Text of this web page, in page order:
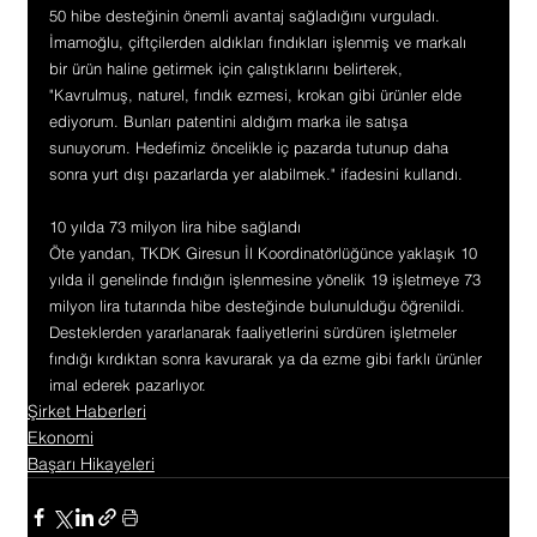
50 hibe desteğinin önemli avantaj sağladığını vurguladı.
İmamoğlu, çiftçilerden aldıkları fındıkları işlenmiş ve markalı
bir ürün haline getirmek için çalıştıklarını belirterek,
"Kavrulmuş, naturel, fındık ezmesi, krokan gibi ürünler elde
ediyorum. Bunları patentini aldığım marka ile satışa
sunuyorum. Hedefimiz öncelikle iç pazarda tutunup daha
sonra yurt dışı pazarlarda yer alabilmek." ifadesini kullandı.
10 yılda 73 milyon lira hibe sağlandı
Öte yandan, TKDK Giresun İl Koordinatörlüğünce yaklaşık 10
yılda il genelinde fındığın işlenmesine yönelik 19 işletmeye 73
milyon lira tutarında hibe desteğinde bulunulduğu öğrenildi.
Desteklerden yararlanarak faaliyetlerini sürdüren işletmeler
fındığı kırdıktan sonra kavurarak ya da ezme gibi farklı ürünler
imal ederek pazarlıyor.
Şirket Haberleri
Ekonomi
Başarı Hikayeleri